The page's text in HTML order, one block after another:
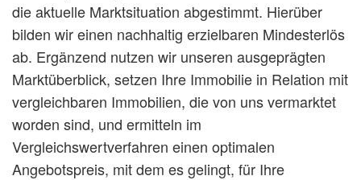
die aktuelle Marktsituation abgestimmt. Hierüber
bilden wir einen nachhaltig erzielbaren Mindesterlös
ab. Ergänzend nutzen wir unseren ausgeprägten
Marktüberblick, setzen Ihre Immobilie in Relation mit
vergleichbaren Immobilien, die von uns vermarktet
worden sind, und ermitteln im
Vergleichswertverfahren einen optimalen
Angebotspreis, mit dem es gelingt, für Ihre